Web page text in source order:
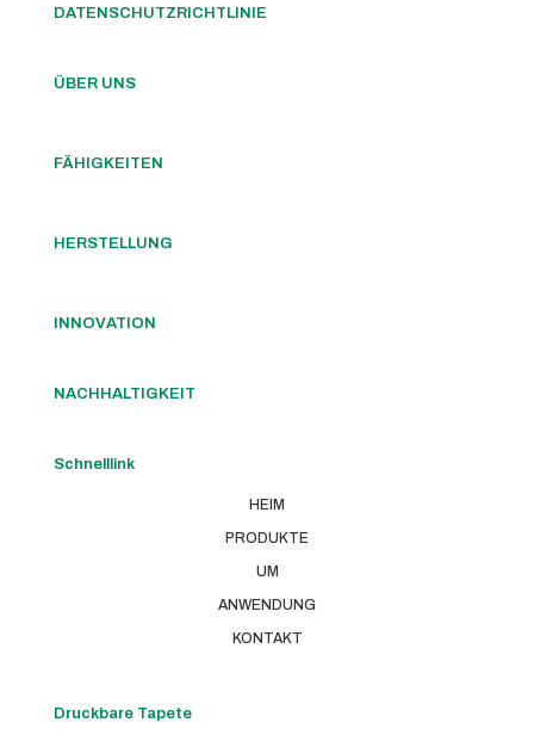
DATENSCHUTZRICHTLINIE
ÜBER UNS
FÄHIGKEITEN
HERSTELLUNG
INNOVATION
NACHHALTIGKEIT
Schnelllink
HEIM
PRODUKTE
UM
ANWENDUNG
KONTAKT
Druckbare Tapete